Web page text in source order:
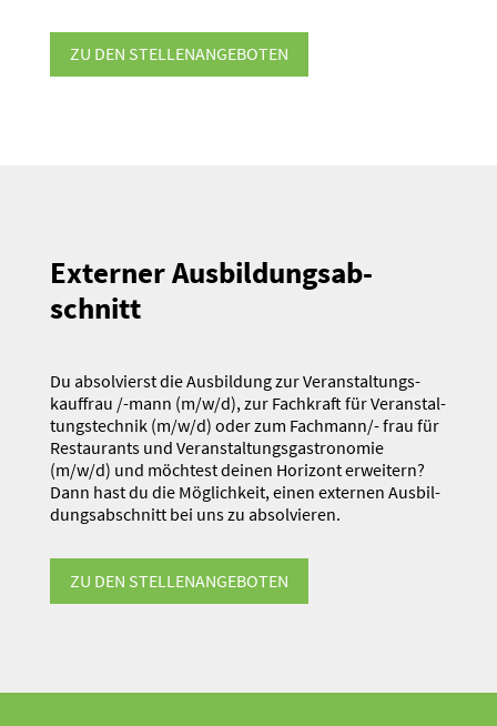
ZU DEN STELLEN­AN­GE­BOTEN
Externer Ausbil­dungs­ab­
schnitt
Du absol­vierst die Ausbildung zur Veran­stal­tungs­
kauffrau /-mann (m/w/d), zur Fachkraft für Veran­stal­
tungs­technik (m/w/d) oder zum Fachmann/- frau für
Restau­rants und Veran­stal­tungs­gas­tro­nomie
(m/w/d) und möchtest deinen Horizont erweitern?
Dann hast du die Möglichkeit, einen externen Ausbil­
dungs­ab­schnitt bei uns zu absol­vieren.
ZU DEN STELLEN­AN­GE­BOTEN